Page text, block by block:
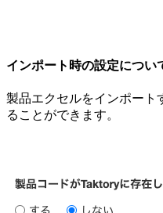
インポート時の設定につい
製品エクセルをインポート
ることができます。